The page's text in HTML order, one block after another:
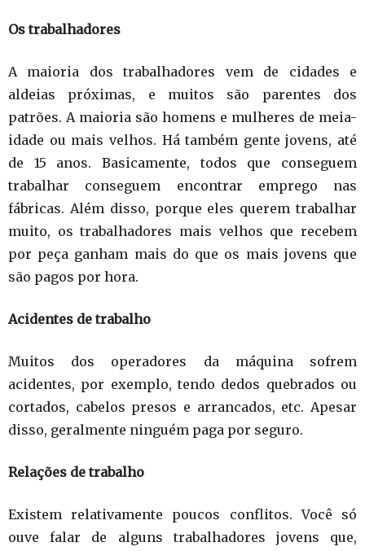
Os trabalhadores
A maioria dos trabalhadores vem de cidades e
aldeias próximas, e muitos são parentes dos
patrões. A maioria são homens e mulheres de meia-
idade ou mais velhos. Há também gente jovens, até
de 15 anos. Basicamente, todos que conseguem
trabalhar conseguem encontrar emprego nas
fábricas. Além disso, porque eles querem trabalhar
muito, os trabalhadores mais velhos que recebem
por peça ganham mais do que os mais jovens que
são pagos por hora.
Acidentes de trabalho
Muitos dos operadores da máquina sofrem
acidentes, por exemplo, tendo dedos quebrados ou
cortados, cabelos presos e arrancados, etc. Apesar
disso, geralmente ninguém paga por seguro.
Relações de trabalho
Existem relativamente poucos conflitos. Você só
ouve falar de alguns trabalhadores jovens que,